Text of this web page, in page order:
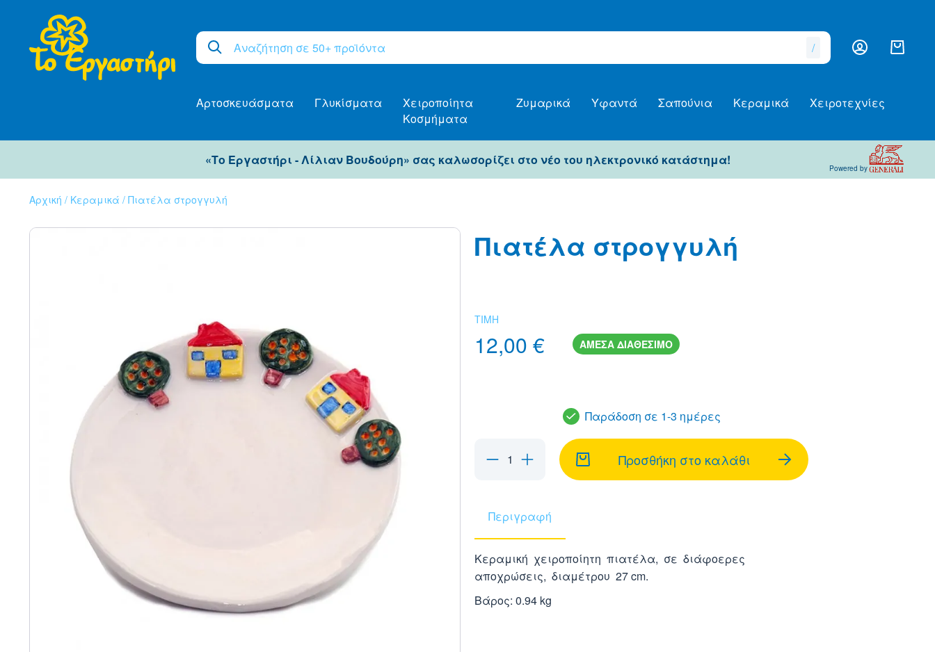
/
Αρτοσκευάσματα Γλυκίσματα
Χειροποίητα
Κοσμήματα
Ζυμαρικά Υφαντά Σαπούνια Κεραμικά Χειροτεχνίες
«Το Εργαστήρι - Λίλιαν Βουδούρη» σας καλωσορίζει στο νέο του ηλεκτρονικό κατάστημα!
Powered by
Αρχική / Κεραμικά / Πιατέλα στρογγυλή
Πιατέλα στρογγυλή
ΤΙΜΗ
12,00 € ΑΜΕΣΑ ΔΙΑΘΕΣΙΜΟ
Παράδοση σε 1-3 ημέρες
Προσθήκη στο καλάθι
Περιγραφή
Κεραμική χειροποίητη πιατέλα, σε διάφοερες
αποχρώσεις, διαμέτρου 27 cm.
Βάρος: 0.94 kg